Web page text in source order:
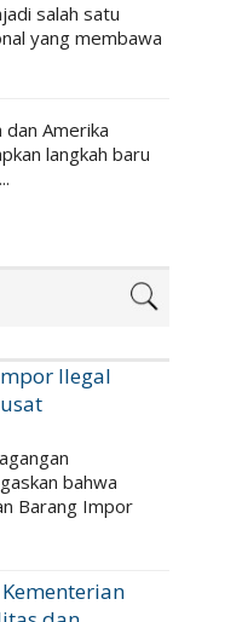
salah satu
yang membawa
Amerika
langkah baru
Ilegal
bahwa
Barang Impor
Kementerian